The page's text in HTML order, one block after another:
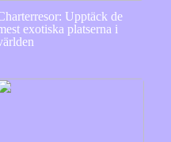
Upptäck de
exotiska platserna i